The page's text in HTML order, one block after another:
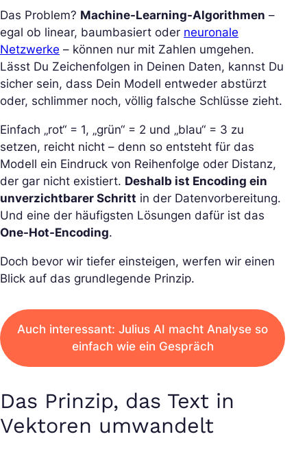
Das Problem? Machine-Learning-Algorithmen –
egal ob linear, baumbasiert oder neuronale
Netzwerke – können nur mit Zahlen umgehen.
Lässt Du Zeichenfolgen in Deinen Daten, kannst Du
sicher sein, dass Dein Modell entweder abstürzt
oder, schlimmer noch, völlig falsche Schlüsse zieht.
Einfach „rot“ = 1, „grün“ = 2 und „blau“ = 3 zu
setzen, reicht nicht – denn so entsteht für das
Modell ein Eindruck von Reihenfolge oder Distanz,
der gar nicht existiert. Deshalb ist Encoding ein
unverzichtbarer Schritt in der Datenvorbereitung.
Und eine der häufigsten Lösungen dafür ist das
One-Hot-Encoding.
Doch bevor wir tiefer einsteigen, werfen wir einen
Blick auf das grundlegende Prinzip.
Auch interessant: Julius AI macht Analyse so
einfach wie ein Gespräch
Das Prinzip, das Text in
Vektoren umwandelt